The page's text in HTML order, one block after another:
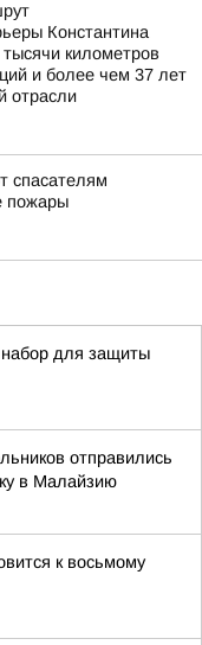
Константина
километров
и более чем 37 лет
отрасли
спасателям
пожары
для защиты
отправились
в Малайзию
к восьмому